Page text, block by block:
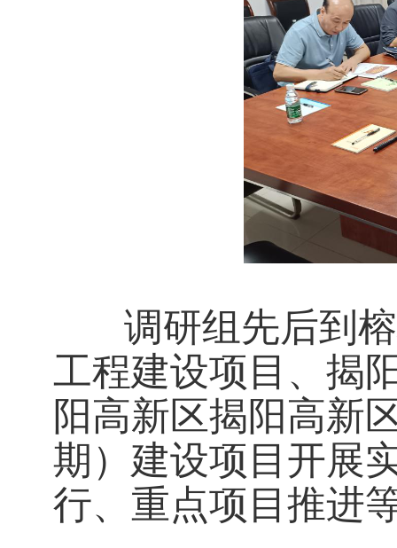
调研组先后到
工程建设项目、揭
阳高新区揭阳高新
期）建设项目开展
行、重点项目推进